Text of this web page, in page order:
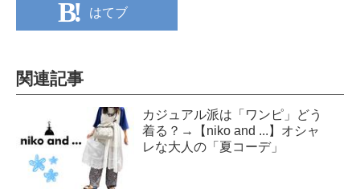
はてブ
関連記事
カジュアル派は「ワンピ」どう
着る？→【niko and ...】オシャ
レな大人の「夏コーデ」